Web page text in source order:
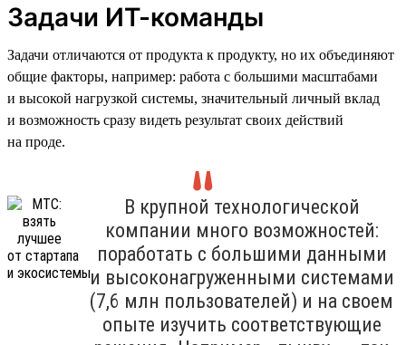
Задачи ИТ-команды
Задачи отличаются от продукта к продукту, но их объединяют
общие факторы, например: работа с большими масштабами
и высокой нагрузкой системы, значительный личный вклад
и возможность сразу видеть результат своих действий
на проде.
В крупной технологической
компании много возможностей:
поработать с большими данными
и высоконагруженными системами
(7,6 млн пользователей) и на своем
опыте изучить соответствующие